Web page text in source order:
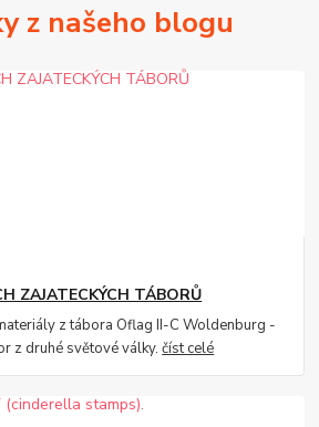
z našeho blogu
ZAJATECKÝCH TÁBORŮ
z tábora Oflag II-C Woldenburg -
z druhé světové války.číst celé